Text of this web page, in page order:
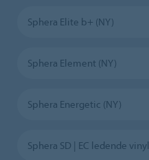
Sphera Elite b+ (NY)
Sphera Element (NY)
Sphera Energetic (NY)
Sphera SD | EC ledende vinyl